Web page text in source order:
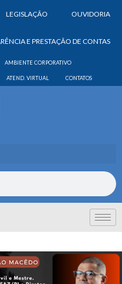
LEGISLAÇÃO OUVIDORIA
E PRESTAÇÃO DE CONTAS
AMBIENTE CORPORATIVO
ATEND. VIRTUAL CONTATOS